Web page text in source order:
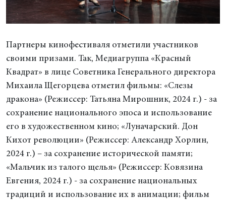
Партнеры кинофестиваля отметили участников
своими призами. Так, Медиагруппа «Красный
Квадрат» в лице Советника Генерального директора
Михаила Щегорцева отметил фильмы: «Слезы
дракона» (Режиссер: Татьяна Мирошник, 2024 г.) - за
сохранение национального эпоса и использование
его в художественном кино; «Луначарский. Дон
Кихот революции» (Режиссер: Александр Хорлин,
2024 г.) – за сохранение исторической памяти;
«Мальчик из талого щелья» (Режиссер: Ковязина
Евгения, 2024 г.) - за сохранение национальных
традиций и использование их в анимации; фильм